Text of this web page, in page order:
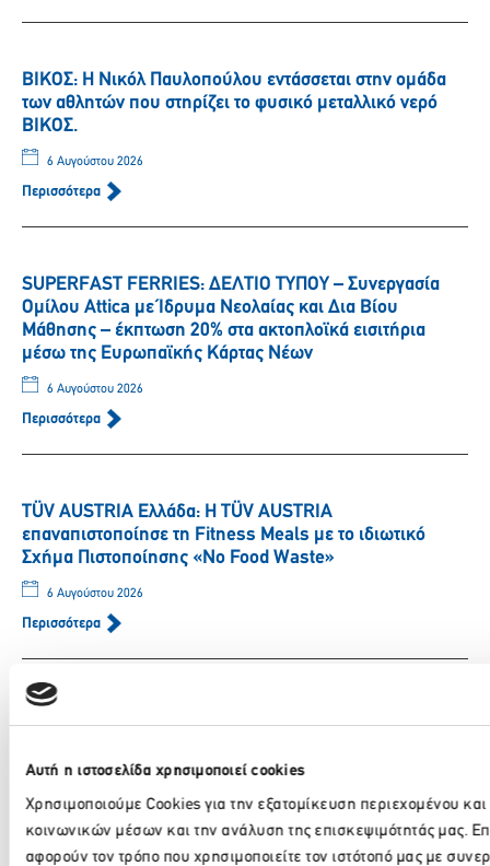
Αυτή η ιστοσελίδα χρησιμοποιεί cookies
Χρησιμοποιούμε Cookies για την εξατομίκευση περιεχομένου
κοινωνικών μέσων και την ανάλυση της επισκεψιμότητάς μας.
αφορούν τον τρόπο που χρησιμοποιείτε τον ιστότοπό μας με
ΒΙΚΟΣ: Η Νικόλ Παυλοπούλου εντάσσεται στην ομάδα
των αθλητών που στηρίζει το φυσικό μεταλλικό νερό
ΒΙΚΟΣ.
6 Αυγούστου 2026
Περισσότερα
SUPERFAST FERRIES: ΔΕΛΤΙΟ ΤΥΠΟΥ – Συνεργασία
Ομίλου Attica με Ίδρυμα Νεολαίας και Δια Βίου
Μάθησης – έκπτωση 20% στα ακτοπλοϊκά εισιτήρια
μέσω της Ευρωπαϊκής Κάρτας Νέων
6 Αυγούστου 2026
Περισσότερα
TÜV AUSTRIA Ελλάδα: Η TÜV AUSTRIA
επαναπιστοποίησε τη Fitness Meals με το ιδιωτικό
Σχήμα Πιστοποίησης «No Food Waste»
6 Αυγούστου 2026
Περισσότερα
6 Αυγούστου 2026
Περισσότερα